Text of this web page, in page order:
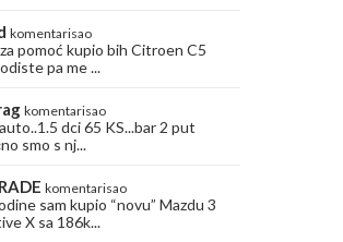
komentarisao
pomoć kupio bih Citroen C5
pa me ...
komentarisao
dci 65 KS...bar 2 put
smo s nj...
komentarisao
sam kupio “novu” Mazdu 3
X sa 186k...